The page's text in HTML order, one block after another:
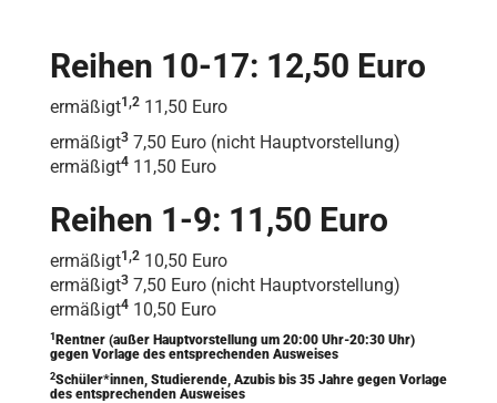
Reihen 10-17: 12,50 Euro
ermäßigt1,2 11,50 Euro
ermäßigt3 7,50 Euro (nicht Hauptvorstellung)
ermäßigt4 11,50 Euro
Reihen 1-9: 11,50 Euro
ermäßigt1,2 10,50 Euro
ermäßigt3 7,50 Euro (nicht Hauptvorstellung)
ermäßigt4 10,50 Euro
1 Rentner (außer Hauptvorstellung um 20:00 Uhr-20:30 Uhr)
gegen Vorlage des entsprechenden Ausweises
2Schüler*innen, Studierende, Azubis bis 35 Jahre gegen Vorlage
des entsprechenden Ausweises